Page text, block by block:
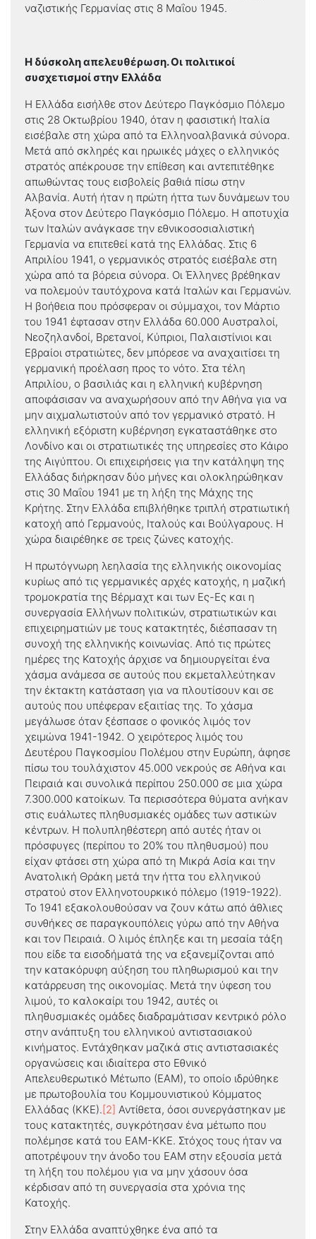
ναζιστικής Γερμανίας στις 8 Μαΐου 1945.
Η δύσκολη απελευθέρωση. Οι πολιτικοί
συσχετισμοί στην Ελλάδα
Η Ελλάδα εισήλθε στον Δεύτερο Παγκόσμιο Πόλεμο
στις 28 Οκτωβρίου 1940, όταν η φασιστική Ιταλία
εισέβαλε στη χώρα από τα Ελληνοαλβανικά σύνορα.
Μετά από σκληρές και ηρωικές μάχες ο ελληνικός
στρατός απέκρουσε την επίθεση και αντεπιτέθηκε
απωθώντας τους εισβολείς βαθιά πίσω στην
Αλβανία. Αυτή ήταν η πρώτη ήττα των δυνάμεων του
Άξονα στον Δεύτερο Παγκόσμιο Πόλεμο. Η αποτυχία
των Ιταλών ανάγκασε την εθνικοσοσιαλιστική
Γερμανία να επιτεθεί κατά της Ελλάδας. Στις 6
Απριλίου 1941, ο γερμανικός στρατός εισέβαλε στη
χώρα από τα βόρεια σύνορα. Οι Έλληνες βρέθηκαν
να πολεμούν ταυτόχρονα κατά Ιταλών και Γερμανών.
Η βοήθεια που πρόσφεραν οι σύμμαχοι, τον Μάρτιο
του 1941 έφτασαν στην Ελλάδα 60.000 Αυστραλοί,
Νεοζηλανδοί, Βρετανοί, Κύπριοι, Παλαιστίνιοι και
Εβραίοι στρατιώτες, δεν μπόρεσε να αναχαιτίσει τη
γερμανική προέλαση προς το νότο. Στα τέλη
Απριλίου, ο βασιλιάς και η ελληνική κυβέρνηση
αποφάσισαν να αναχωρήσουν από την Αθήνα για να
μην αιχμαλωτιστούν από τον γερμανικό στρατό. Η
ελληνική εξόριστη κυβέρνηση εγκαταστάθηκε στο
Λονδίνο και οι στρατιωτικές της υπηρεσίες στο Κάιρο
της Αιγύπτου. Οι επιχειρήσεις για την κατάληψη της
Ελλάδας διήρκησαν δύο μήνες και ολοκληρώθηκαν
στις 30 Μαΐου 1941 με τη λήξη της Μάχης της
Κρήτης. Στην Ελλάδα επιβλήθηκε τριπλή στρατιωτική
κατοχή από Γερμανούς, Ιταλούς και Βούλγαρους. Η
χώρα διαιρέθηκε σε τρεις ζώνες κατοχής.
Η πρωτόγνωρη λεηλασία της ελληνικής οικονομίας
κυρίως από τις γερμανικές αρχές κατοχής, η μαζική
τρομοκρατία της Βέρμαχτ και των Ες-Ες και η
συνεργασία Ελλήνων πολιτικών, στρατιωτικών και
επιχειρηματιών με τους κατακτητές, διέσπασαν τη
συνοχή της ελληνικής κοινωνίας. Από τις πρώτες
ημέρες της Κατοχής άρχισε να δημιουργείται ένα
χάσμα ανάμεσα σε αυτούς που εκμεταλλεύτηκαν
την έκτακτη κατάσταση για να πλουτίσουν και σε
αυτούς που υπέφεραν εξαιτίας της. Το χάσμα
μεγάλωσε όταν ξέσπασε ο φονικός λιμός τον
χειμώνα 1941-1942. Ο χειρότερος λιμός του
Δευτέρου Παγκοσμίου Πολέμου στην Ευρώπη, άφησε
πίσω του τουλάχιστον 45.000 νεκρούς σε Αθήνα και
Πειραιά και συνολικά περίπου 250.000 σε μια χώρα
7.300.000 κατοίκων. Τα περισσότερα θύματα ανήκαν
στις ευάλωτες πληθυσμιακές ομάδες των αστικών
κέντρων. Η πολυπληθέστερη από αυτές ήταν οι
πρόσφυγες (περίπου το 20% του πληθυσμού) που
είχαν φτάσει στη χώρα από τη Μικρά Ασία και την
Ανατολική Θράκη μετά την ήττα του ελληνικού
στρατού στον Ελληνοτουρκικό πόλεμο (1919-1922).
Το 1941 εξακολουθούσαν να ζουν κάτω από άθλιες
συνθήκες σε παραγκουπόλεις γύρω από την Αθήνα
και τον Πειραιά. Ο λιμός έπληξε και τη μεσαία τάξη
που είδε τα εισοδήματά της να εξανεμίζονται από
την κατακόρυφη αύξηση του πληθωρισμού και την
κατάρρευση της οικονομίας. Μετά την ύφεση του
λιμού, το καλοκαίρι του 1942, αυτές οι
πληθυσμιακές ομάδες διαδραμάτισαν κεντρικό ρόλο
στην ανάπτυξη του ελληνικού αντιστασιακού
κινήματος. Εντάχθηκαν μαζικά στις αντιστασιακές
οργανώσεις και ιδιαίτερα στο Εθνικό
Απελευθερωτικό Μέτωπο (ΕΑΜ), το οποίο ιδρύθηκε
με πρωτοβουλία του Κομμουνιστικού Κόμματος
Ελλάδας (ΚΚΕ).[2] Αντίθετα, όσοι συνεργάστηκαν με
τους κατακτητές, συγκρότησαν ένα μέτωπο που
πολέμησε κατά του ΕΑΜ-ΚΚΕ. Στόχος τους ήταν να
αποτρέψουν την άνοδο του ΕΑΜ στην εξουσία μετά
τη λήξη του πολέμου για να μην χάσουν όσα
κέρδισαν από τη συνεργασία στα χρόνια της
Κατοχής.
Στην Ελλάδα αναπτύχθηκε ένα από τα